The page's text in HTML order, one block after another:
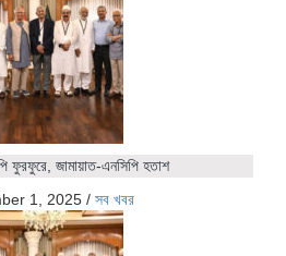
ফুরফুরে, জামায়াত-এনসিপি হতাশ
1, 2025 / সব খবর